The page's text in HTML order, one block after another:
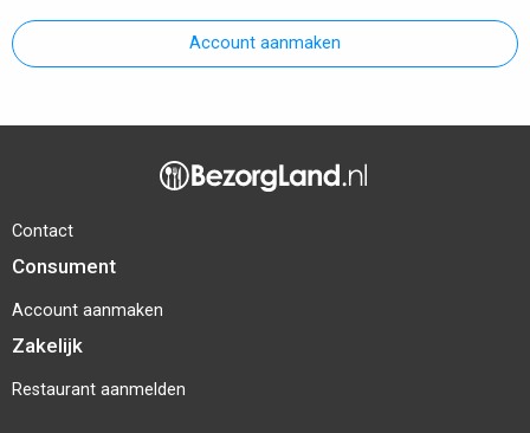
Account aanmaken
Contact
Consument
Account aanmaken
Zakelijk
Restaurant aanmelden